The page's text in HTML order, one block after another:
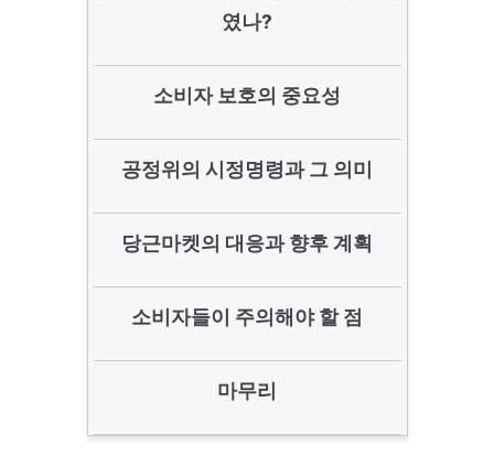
였나?
소비자 보호의 중요성
공정위의 시정명령과 그 의미
당근마켓의 대응과 향후 계획
소비자들이 주의해야 할 점
마무리